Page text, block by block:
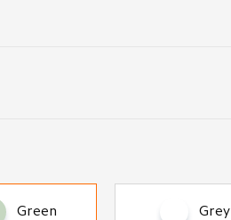
Green Grey